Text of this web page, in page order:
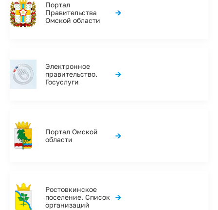
Портал
Правительства
Омской области
→
Электронное
правительство.
Госуслуги
→
Портал Омской
области
→
Ростовкинское
поселение. Список
организаций
→